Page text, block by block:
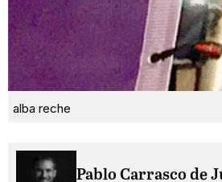
alba reche
Pablo Carrasco de